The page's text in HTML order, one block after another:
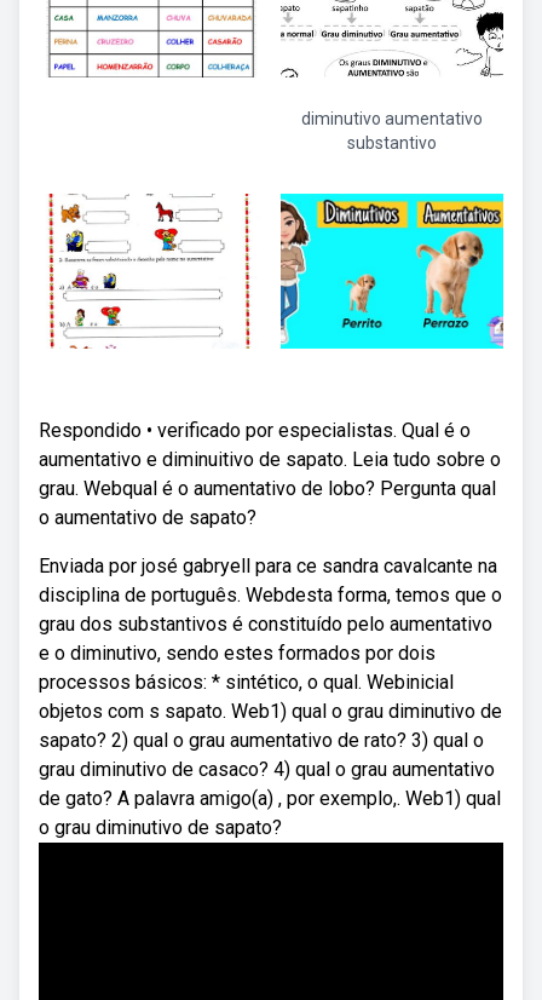
diminutivo aumentativo
substantivo
Respondido • verificado por especialistas. Qual é o
aumentativo e diminuitivo de sapato. Leia tudo sobre o
grau. Webqual é o aumentativo de lobo? Pergunta qual
o aumentativo de sapato?
Enviada por josé gabryell para ce sandra cavalcante na
disciplina de português. Webdesta forma, temos que o
grau dos substantivos é constituído pelo aumentativo
e o diminutivo, sendo estes formados por dois
processos básicos: * sintético, o qual. Webinicial
objetos com s sapato. Web1) qual o grau diminutivo de
sapato? 2) qual o grau aumentativo de rato? 3) qual o
grau diminutivo de casaco? 4) qual o grau aumentativo
de gato? A palavra amigo(a) , por exemplo,. Web1) qual
o grau diminutivo de sapato?